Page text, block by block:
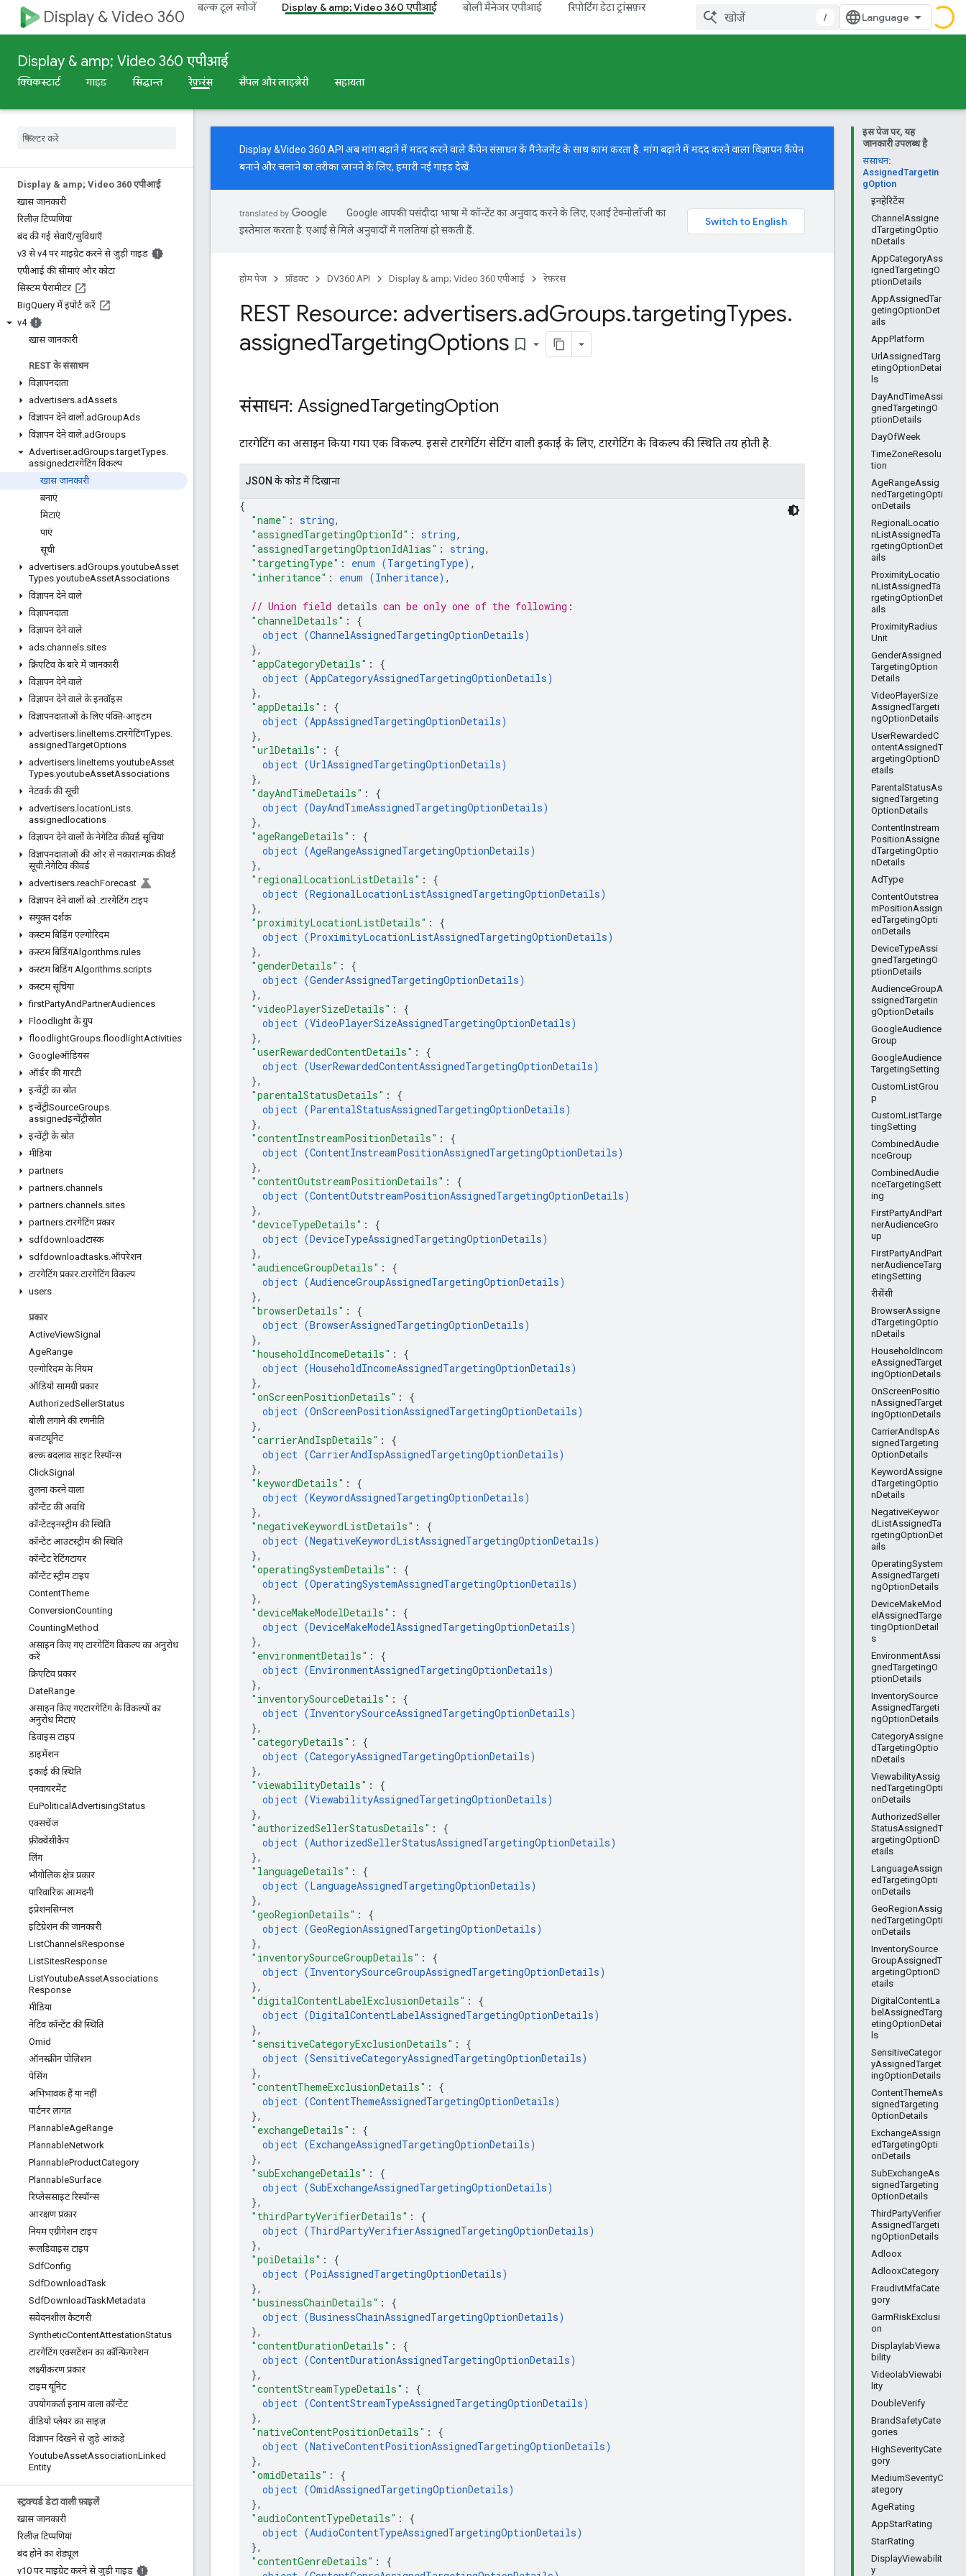
Display & Video 360 बल्क टूल खोजें Display & amp; Video 360 एपीआई बोली मैनेजर एपीआई रिपोर्टिंग डेटा ट्रांसफ़र
/
Display & amp; Video 360 एपीआई
क्विकस्टार्ट गाइड सिद्धान्त रेफ़रंस सैंपल और लाइब्रेरी सहायता
Display & amp; Video 360 एपीआई
खास जानकारी
रिलीज़ टिप्पणियां
बंद की गई सेवाएँ/सुविधाएँ
v3 से v4 पर माइग्रेट करने से जुड़ी गाइड
एपीआई की सीमाएं और कोटा
सिस्टम पैरामीटर
BigQuery में इंपोर्ट करें
v4
खास जानकारी
REST के संसाधन
विज्ञापनदाता
advertisers.adAssets
विज्ञापन देने वालों.adGroupAds
विज्ञापन देने वाले.adGroups
Advertiser.adGroups.targetTypes.
assignedटारगेटिंग विकल्प
खास जानकारी
बनाएं
मिटाएं
पाएं
सूची
advertisers.adGroups.youtubeAsset
Types.youtubeAssetAssociations
विज्ञापन देने वाले
विज्ञापनदाता
विज्ञापन देने वाले
ads.channels.sites
क्रिएटिव के बारे में जानकारी
विज्ञापन देने वाले
विज्ञापन देने वाले के इनवॉइस
विज्ञापनदाताओं के लिए पंक्ति-आइटम
advertisers. lineItems.टारगेटिंगTypes.
assignedTargetOptions
advertisers. lineItems.youtubeAsset
Types.youtubeAssetAssociations
नेटवर्क की सूची
advertisers. locationLists.
assignedlocations
विज्ञापन देने वालों के नेगेटिव कीवर्ड सूचियां
विज्ञापनदाताओं की ओर से नकारात्मक कीवर्ड
सूची.नेगेटिव कीवर्ड
advertisers.reachForecast
विज्ञापन देने वालों को .टारगेटिंग टाइप
संयुक्त दर्शक
कस्टम बिडिंग एल्गोरिदम
कस्टम बिडिंगAlgorithms.rules
कस्टम बिडिंग Algorithms.scripts
कस्टम सूचियां
firstPartyAndPartnerAudiences
Floodlight के ग्रुप
floodlightGroups.floodlightActivities
Googleऑडियंस
ऑर्डर की गारंटी
इन्वेंट्री का स्रोत
इन्वेंट्रीSourceGroups.
assignedइन्वेंट्रीस्रोत
इन्वेंट्री के स्रोत
मीडिया
partners
partners.channels
partners.channels.sites
partners.टारगेटिंग प्रकार
sdfdownloadटास्क
sdfdownloadtasks.ऑपरेशन
टारगेटिंग प्रकार.टारगेटिंग विकल्प
users
प्रकार
ActiveViewSignal
AgeRange
एल्गोरिदम के नियम
ऑडियो सामग्री प्रकार
AuthorizedSellerStatus
बोली लगाने की रणनीति
बजटयूनिट
बल्क बदलाव साइट रिस्पॉन्स
ClickSignal
तुलना करने वाला
कॉन्टेंट की अवधि
कॉन्टेंटइनस्ट्रीम की स्थिति
कॉन्टेंट आउटस्ट्रीम की स्थिति
कॉन्टेंट रेटिंगटायर
कॉन्टेंट स्ट्रीम टाइप
ContentTheme
ConversionCounting
CountingMethod
असाइन किए गए टारगेटिंग विकल्प का अनुरोध
करें
क्रिएटिव प्रकार
DateRange
असाइन किए गएटारगेटिंग के विकल्पों का
अनुरोध मिटाएं
डिवाइस टाइप
डाइमेंशन
इकाई की स्थिति
एनवायरमेंट
EuPolitical AdvertisingStatus
एक्सचेंज
फ़्रीक्वेंसीकैप
लिंग
भौगोलिक क्षेत्र प्रकार
पारिवारिक आमदनी
इंप्रेशनसिग्नल
इंटिग्रेशन की जानकारी
ListChannelsResponse
ListSitesResponse
ListYoutubeAssetAssociations
Response
मीडिया
नेटिव कॉन्टेंट की स्थिति
Omid
ऑनस्क्रीन पोज़िशन
पेसिंग
अभिभावक हैं या नहीं
पार्टनर लागत
PlannableAgeRange
PlannableNetwork
PlannableProductCategory
PlannableSurface
रिप्लेससाइट रिस्पॉन्स
आरक्षण प्रकार
नियम एग्रीगेशन टाइप
रूलडिवाइस टाइप
SdfConfig
SdfDownloadTask
SdfDownloadTaskMetadata
संवेदनशील कैटगरी
SyntheticContentAttestationStatus
टारगेटिंग एक्सटेंशन का कॉन्फ़िगरेशन
लक्ष्यीकरण प्रकार
टाइम यूनिट
उपयोगकर्ता इनाम वाला कॉन्टेंट
वीडियो प्लेयर का साइज़
विज्ञापन दिखने से जुड़े आंकड़े
YoutubeAssetAssociationLinked
Entity
स्ट्रक्चर्ड डेटा वाली फ़ाइलें
खास जानकारी
रिलीज़ टिप्पणियां
बंद होने का शेड्यूल
v10 पर माइग्रेट करने से जुड़ी गाइड
इस पेज पर, यह
जानकारी उपलब्ध है
संसाधन:
AssignedTargetin
gOption
इनहेरिटेंस
ChannelAssigne
dTargetingOptio
nDetails
AppCategoryAss
ignedTargetingO
ptionDetails
AppAssignedTar
getingOptionDet
ails
AppPlatform
UrlAssignedTarg
etingOptionDetai
ls
DayAndTimeAssi
gnedTargetingO
ptionDetails
DayOfWeek
TimeZoneResolu
tion
AgeRangeAssig
nedTargetingOpti
onDetails
RegionalLocatio
nListAssignedTa
rgetingOptionDet
ails
ProximityLocatio
nListAssignedTa
rgetingOptionDet
ails
ProximityRadius
Unit
GenderAssigned
TargetingOption
Details
VideoPlayerSize
AssignedTargeti
ngOptionDetails
UserRewardedC
ontentAssignedT
argetingOptionD
etails
ParentalStatusAs
signedTargeting
OptionDetails
ContentInstream
PositionAssigne
dTargetingOptio
nDetails
AdType
ContentOutstrea
mPositionAssign
edTargetingOpti
onDetails
DeviceTypeAssi
gnedTargetingO
ptionDetails
AudienceGroupA
ssignedTargetin
gOptionDetails
GoogleAudience
Group
GoogleAudience
TargetingSetting
CustomListGrou
p
CustomListTarge
tingSetting
CombinedAudie
nceGroup
CombinedAudie
nceTargetingSett
ing
FirstPartyAndPart
nerAudienceGro
up
FirstPartyAndPart
nerAudienceTarg
etingSetting
रीसेंसी
BrowserAssigne
dTargetingOptio
nDetails
HouseholdIncom
eAssignedTarget
ingOptionDetails
OnScreenPositio
nAssignedTarget
ingOptionDetails
CarrierAndIspAs
signedTargeting
OptionDetails
KeywordAssigne
dTargetingOptio
nDetails
NegativeKeywor
dListAssignedTa
rgetingOptionDet
ails
OperatingSystem
AssignedTargeti
ngOptionDetails
DeviceMakeMod
elAssignedTarge
tingOptionDetail
s
EnvironmentAssi
gnedTargetingO
ptionDetails
InventorySource
AssignedTargeti
ngOptionDetails
CategoryAssigne
dTargetingOptio
nDetails
ViewabilityAssig
nedTargetingOpti
onDetails
AuthorizedSeller
StatusAssignedT
argetingOptionD
etails
LanguageAssign
edTargetingOpti
onDetails
GeoRegionAssig
nedTargetingOpti
onDetails
InventorySource
GroupAssignedT
argetingOptionD
etails
DigitalContentLa
belAssignedTarg
etingOptionDetai
ls
SensitiveCategor
yAssignedTarget
ingOptionDetails
ContentThemeAs
signedTargeting
OptionDetails
ExchangeAssign
edTargetingOpti
onDetails
SubExchangeAs
signedTargeting
OptionDetails
ThirdPartyVerifier
AssignedTargeti
ngOptionDetails
Adloox
AdlooxCategory
FraudIvtMfaCate
gory
GarmRiskExclusi
on
DisplayIabViewa
bility
VideoIabViewabi
lity
DoubleVerify
BrandSafetyCate
gories
HighSeverityCate
gory
MediumSeverityC
ategory
AgeRating
AppStarRating
StarRating
DisplayViewabilit
y
Display &Video 360 API अब मांग बढ़ाने में मदद करने वाले कैंपेन संसाधन के मैनेजमेंट के साथ काम करता है. मांग बढ़ाने में मदद करने वाला विज्ञापन कैंपेन
बनाने और चलाने का तरीका जानने के लिए, हमारीनई गाइडदेखें.
Google आपकी पसंदीदा भाषा में कॉन्टेंट का अनुवाद करने के लिए, एआई टेक्नोलॉजी का
इस्तेमाल करता है. एआई से मिले अनुवादों में गलतियां हो सकती हैं.
होम पेज प्रॉडक्ट DV360 API Display & amp; Video 360 एपीआई रेफ़रंस
REST Resource: advertisers.adGroups.targetingTypes.
assignedTargetingOptions bookmark_border
संसाधन: AssignedTargetingOption
टारगेटिंग का असाइन किया गया एक विकल्प. इससे टारगेटिंग सेटिंग वाली इकाई के लिए, टारगेटिंग के विकल्प की स्थिति तय होती है.
JSON के काेड में दिखाना
{
"name" : string,
"assignedTargetingOptionId" : string,
"assignedTargetingOptionIdAlias" : string,
"targetingType" : enum (TargetingType) ,
"inheritance" : enum (Inheritance) ,
// Union field details can be only one of the following:
"channelDetails" : {
object (ChannelAssignedTargetingOptionDetails)
},
"appCategoryDetails" : {
object (AppCategoryAssignedTargetingOptionDetails)
},
"appDetails" : {
object (AppAssignedTargetingOptionDetails)
},
"urlDetails" : {
object (UrlAssignedTargetingOptionDetails)
},
"dayAndTimeDetails" : {
object (DayAndTimeAssignedTargetingOptionDetails)
},
"ageRangeDetails" : {
object (AgeRangeAssignedTargetingOptionDetails)
},
"regionalLocationListDetails" : {
object (RegionalLocationListAssignedTargetingOptionDetails)
},
"proximityLocationListDetails" : {
object (ProximityLocationListAssignedTargetingOptionDetails)
},
"genderDetails" : {
object (GenderAssignedTargetingOptionDetails)
},
"videoPlayerSizeDetails" : {
object (VideoPlayerSizeAssignedTargetingOptionDetails)
},
"userRewardedContentDetails" : {
object (UserRewardedContentAssignedTargetingOptionDetails)
},
"parentalStatusDetails" : {
object (ParentalStatusAssignedTargetingOptionDetails)
},
"contentInstreamPositionDetails" : {
object (ContentInstreamPositionAssignedTargetingOptionDetails)
},
"contentOutstreamPositionDetails" : {
object (ContentOutstreamPositionAssignedTargetingOptionDetails)
},
"deviceTypeDetails" : {
object (DeviceTypeAssignedTargetingOptionDetails)
},
"audienceGroupDetails" : {
object (AudienceGroupAssignedTargetingOptionDetails)
},
"browserDetails" : {
object (BrowserAssignedTargetingOptionDetails)
},
"householdIncomeDetails" : {
object (HouseholdIncomeAssignedTargetingOptionDetails)
},
"onScreenPositionDetails" : {
object (OnScreenPositionAssignedTargetingOptionDetails)
},
"carrierAndIspDetails" : {
object (CarrierAndIspAssignedTargetingOptionDetails)
},
"keywordDetails" : {
object (KeywordAssignedTargetingOptionDetails)
},
"negativeKeywordListDetails" : {
object (NegativeKeywordListAssignedTargetingOptionDetails)
},
"operatingSystemDetails" : {
object (OperatingSystemAssignedTargetingOptionDetails)
},
"deviceMakeModelDetails" : {
object (DeviceMakeModelAssignedTargetingOptionDetails)
},
"environmentDetails" : {
object (EnvironmentAssignedTargetingOptionDetails)
},
"inventorySourceDetails" : {
object (InventorySourceAssignedTargetingOptionDetails)
},
"categoryDetails" : {
object (CategoryAssignedTargetingOptionDetails)
},
"viewabilityDetails" : {
object (ViewabilityAssignedTargetingOptionDetails)
},
"authorizedSellerStatusDetails" : {
object (AuthorizedSellerStatusAssignedTargetingOptionDetails)
},
"languageDetails" : {
object (LanguageAssignedTargetingOptionDetails)
},
"geoRegionDetails" : {
object (GeoRegionAssignedTargetingOptionDetails)
},
"inventorySourceGroupDetails" : {
object (InventorySourceGroupAssignedTargetingOptionDetails)
},
"digitalContentLabelExclusionDetails" : {
object (DigitalContentLabelAssignedTargetingOptionDetails)
},
"sensitiveCategoryExclusionDetails" : {
object (SensitiveCategoryAssignedTargetingOptionDetails)
},
"contentThemeExclusionDetails" : {
object (ContentThemeAssignedTargetingOptionDetails)
},
"exchangeDetails" : {
object (ExchangeAssignedTargetingOptionDetails)
},
"subExchangeDetails" : {
object (SubExchangeAssignedTargetingOptionDetails)
},
"thirdPartyVerifierDetails" : {
object (ThirdPartyVerifierAssignedTargetingOptionDetails)
},
"poiDetails" : {
object (PoiAssignedTargetingOptionDetails)
},
"businessChainDetails" : {
object (BusinessChainAssignedTargetingOptionDetails)
},
"contentDurationDetails" : {
object (ContentDurationAssignedTargetingOptionDetails)
},
"contentStreamTypeDetails" : {
object (ContentStreamTypeAssignedTargetingOptionDetails)
},
"nativeContentPositionDetails" : {
object (NativeContentPositionAssignedTargetingOptionDetails)
},
"omidDetails" : {
object (OmidAssignedTargetingOptionDetails)
},
"audioContentTypeDetails" : {
object (AudioContentTypeAssignedTargetingOptionDetails)
},
"contentGenreDetails" : {